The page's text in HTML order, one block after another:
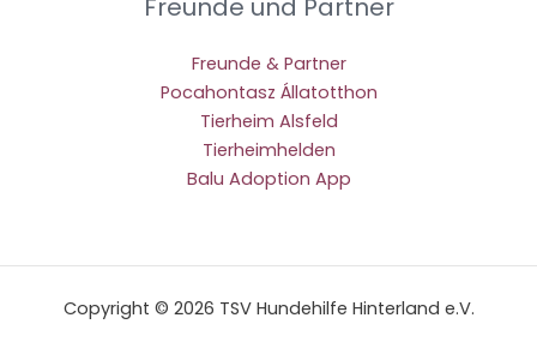
Freunde und Partner
Freunde & Partner
Pocahontasz Állatotthon
Tierheim Alsfeld
Tierheimhelden
Balu Adoption App
Copyright © 2026 TSV Hundehilfe Hinterland e.V.